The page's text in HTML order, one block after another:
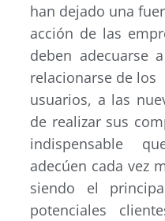
han dejado una
acción de las
deben adecuarse
relacionarse de los
usuarios, a las
de realizar sus
indispensable
adecúen cada vez
siendo el
potenciales